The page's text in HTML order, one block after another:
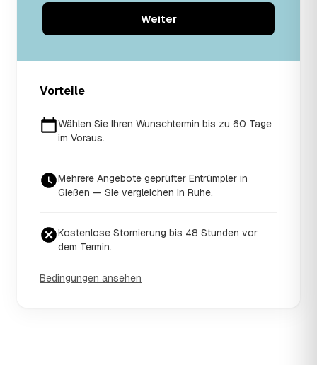
Weiter
Vorteile
Wählen Sie Ihren Wunschtermin bis zu 60 Tage
im Voraus.
Mehrere Angebote geprüfter Entrümpler in
Gießen — Sie vergleichen in Ruhe.
Kostenlose Stornierung bis 48 Stunden vor
dem Termin.
Bedingungen ansehen